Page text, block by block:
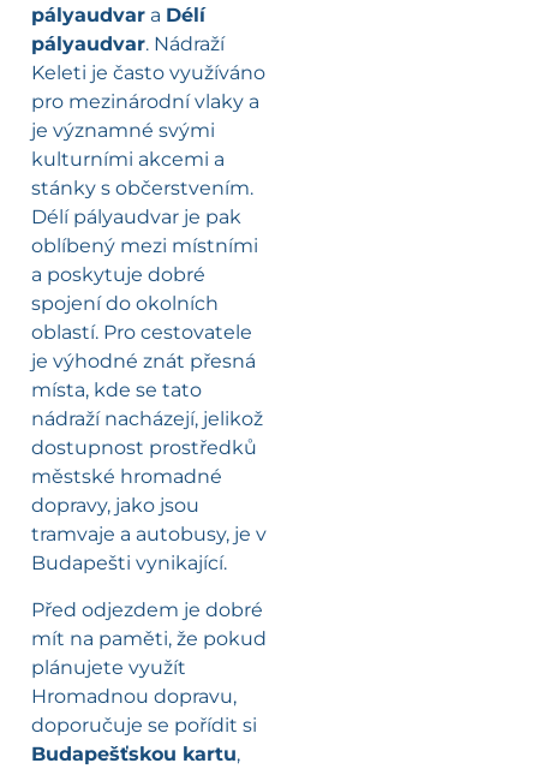
pályaudvar a Délí
pályaudvar. Nádraží
Keleti je často využíváno
pro mezinárodní vlaky a
je významné svými
kulturními akcemi a
stánky s občerstvením.
Délí pályaudvar je pak
oblíbený mezi místními
a poskytuje dobré
spojení do okolních
oblastí. Pro cestovatele
je výhodné znát přesná
místa, kde se tato
nádraží nacházejí, jelikož
dostupnost prostředků
městské hromadné
dopravy, jako jsou
tramvaje a autobusy, je v
Budapešti vynikající.
Před odjezdem je dobré
mít na paměti, že pokud
plánujete využít
Hromadnou dopravu,
doporučuje se pořídit si
Budapešťskou kartu,